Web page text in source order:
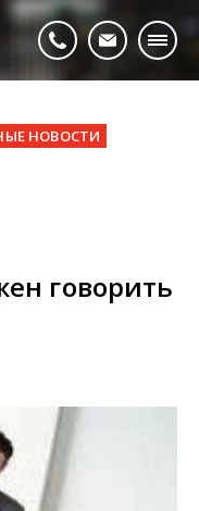
НОВОСТИ
говорить